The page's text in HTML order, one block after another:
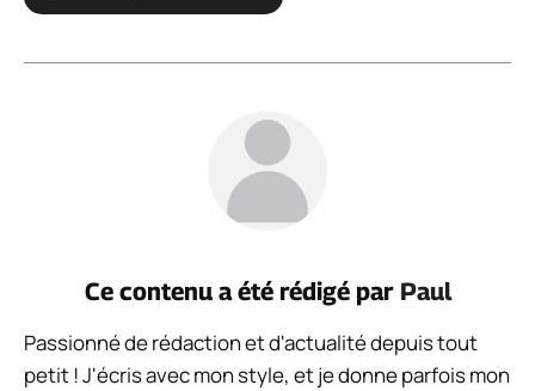
Ce contenu a été rédigé par Paul
Passionné de rédaction et d'actualité depuis tout
petit ! J'écris avec mon style, et je donne parfois mon